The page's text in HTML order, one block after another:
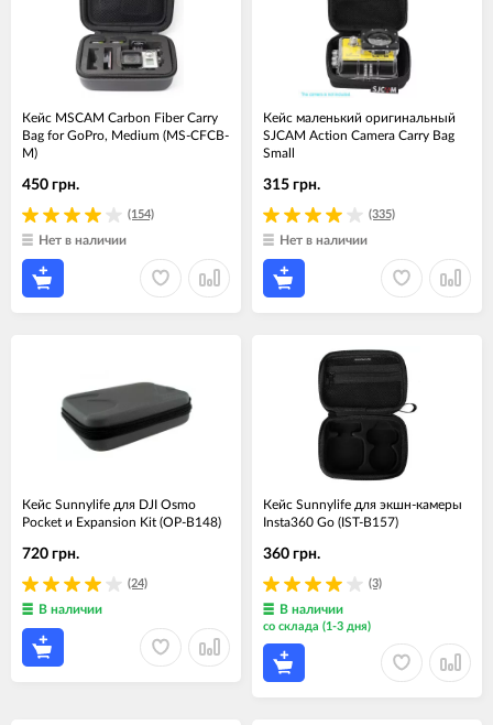
Кейс MSCAM Carbon Fiber Carry
Bag for GoPro, Medium (MS-CFCB-
M)
(154)
450 грн.
Нет в наличии
Кейс маленький оригинальный
SJCAM Action Camera Carry Bag
Small
(335)
315 грн.
Нет в наличии
Кейс Sunnylife для DJI Osmo
Pocket и Expansion Kit (OP-B148)
(24)
720 грн.
В наличии
Кейс Sunnylife для экшн-камеры
Insta360 Go (IST-B157)
(3)
360 грн.
В наличии
со склада (1-3 дня)